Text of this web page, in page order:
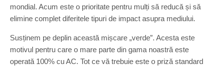
mondial. Acum este o prioritate pentru mulți să reducă și să
elimine complet diferitele tipuri de impact asupra mediului.
Susținem pe deplin această mișcare „verde”. Acesta este
motivul pentru care o mare parte din gama noastră este
operată 100% cu AC. Tot ce vă trebuie este o priză standard